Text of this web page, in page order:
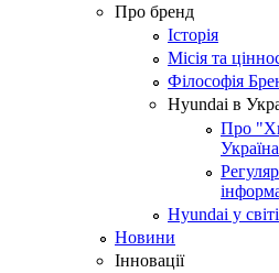
Про бренд
Історія
Місія та
Філософія
Hyundai в
Про
Hyundai у світі
Новини
Інновації